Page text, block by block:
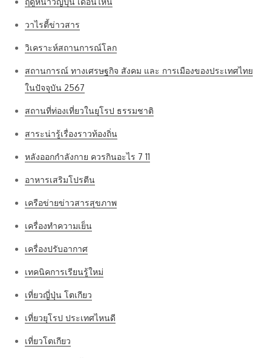
วาไรตี้ข่าวสาร
วิเคราะห์สถานการณ์โลก
สถานการณ์ ทางเศรษฐกิจ สังคม และ การเมืองของประเทศไทย
ในปัจจุบัน 2567
สถานที่ท่องเที่ยวในยุโรป ธรรมชาติ
สาระน่ารู้เรื่องราวท้องถิ่น
หลังออกกําลังกาย ควรกินอะไร 7 11
อาหารเสริมโปรตีน
เครือข่ายข่าวสารสุขภาพ
เครื่องทำความเย็น
เครื่องปรับอากาศ
เทคนิคการเรียนรู้ใหม่
เที่ยวญี่ปุ่น โตเกียว
เที่ยวยุโรป ประเทศไหนดี
เที่ยวโตเกียว